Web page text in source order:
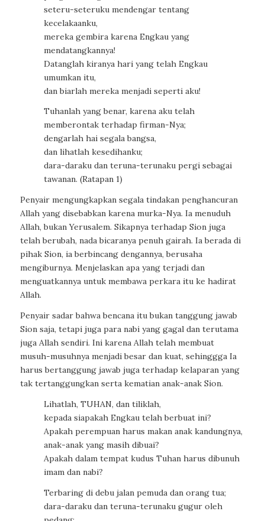
seteru-seteruku mendengar tentang
kecelakaanku,
mereka gembira karena Engkau yang
mendatangkannya!
Datanglah kiranya hari yang telah Engkau
umumkan itu,
dan biarlah mereka menjadi seperti aku!
Tuhanlah yang benar, karena aku telah
memberontak terhadap firman-Nya;
dengarlah hai segala bangsa,
dan lihatlah kesedihanku;
dara-daraku dan teruna-terunaku pergi sebagai
tawanan. (Ratapan 1)
Penyair mengungkapkan segala tindakan penghancuran
Allah yang disebabkan karena murka-Nya. Ia menuduh
Allah, bukan Yerusalem. Sikapnya terhadap Sion juga
telah berubah, nada bicaranya penuh gairah. Ia berada di
pihak Sion, ia berbincang dengannya, berusaha
mengiburnya. Menjelaskan apa yang terjadi dan
menguatkannya untuk membawa perkara itu ke hadirat
Allah.
Penyair sadar bahwa bencana itu bukan tanggung jawab
Sion saja, tetapi juga para nabi yang gagal dan terutama
juga Allah sendiri. Ini karena Allah telah membuat
musuh-musuhnya menjadi besar dan kuat, sehinggga Ia
harus bertanggung jawab juga terhadap kelaparan yang
tak tertanggungkan serta kematian anak-anak Sion.
Lihatlah, TUHAN, dan tiliklah,
kepada siapakah Engkau telah berbuat ini?
Apakah perempuan harus makan anak kandungnya,
anak-anak yang masih dibuai?
Apakah dalam tempat kudus Tuhan harus dibunuh
imam dan nabi?
Terbaring di debu jalan pemuda dan orang tua;
dara-daraku dan teruna-terunaku gugur oleh